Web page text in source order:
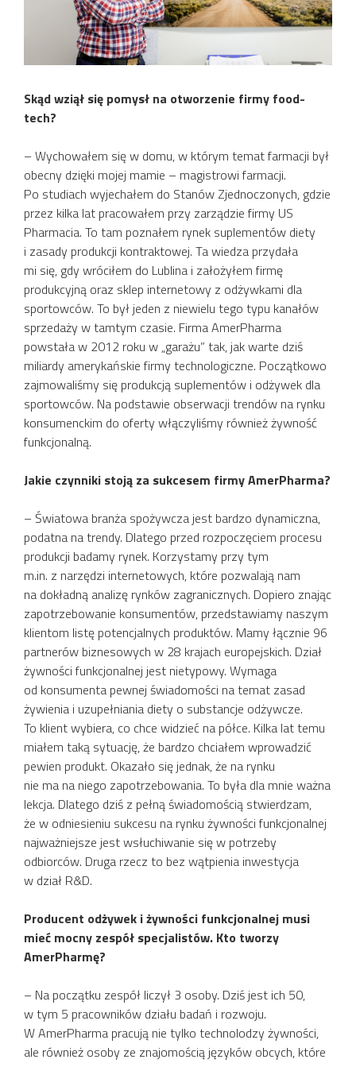
Skąd wziął się pomysł na otworzenie firmy food-
tech?
– Wychowałem się w domu, w którym temat farmacji był
obecny dzięki mojej mamie – magistrowi farmacji.
Po studiach wyjechałem do Stanów Zjednoczonych, gdzie
przez kilka lat pracowałem przy zarządzie firmy US
Pharmacia. To tam poznałem rynek suplementów diety
i zasady produkcji kontraktowej. Ta wiedza przydała
mi się, gdy wróciłem do Lublina i założyłem firmę
produkcyjną oraz sklep internetowy z odżywkami dla
sportowców. To był jeden z niewielu tego typu kanałów
sprzedaży w tamtym czasie. Firma AmerPharma
powstała w 2012 roku w „garażu” tak, jak warte dziś
miliardy amerykańskie firmy technologiczne. Początkowo
zajmowaliśmy się produkcją suplementów i odżywek dla
sportowców. Na podstawie obserwacji trendów na rynku
konsumenckim do oferty włączyliśmy również żywność
funkcjonalną.
Jakie czynniki stoją za sukcesem firmy AmerPharma?
– Światowa branża spożywcza jest bardzo dynamiczna,
podatna na trendy. Dlatego przed rozpoczęciem procesu
produkcji badamy rynek. Korzystamy przy tym
m.in. z narzędzi internetowych, które pozwalają nam
na dokładną analizę rynków zagranicznych. Dopiero znając
zapotrzebowanie konsumentów, przedstawiamy naszym
klientom listę potencjalnych produktów. Mamy łącznie 96
partnerów biznesowych w 28 krajach europejskich. Dział
żywności funkcjonalnej jest nietypowy. Wymaga
od konsumenta pewnej świadomości na temat zasad
żywienia i uzupełniania diety o substancje odżywcze.
To klient wybiera, co chce widzieć na półce. Kilka lat temu
miałem taką sytuację, że bardzo chciałem wprowadzić
pewien produkt. Okazało się jednak, że na rynku
nie ma na niego zapotrzebowania. To była dla mnie ważna
lekcja. Dlatego dziś z pełną świadomością stwierdzam,
że w odniesieniu sukcesu na rynku żywności funkcjonalnej
najważniejsze jest wsłuchiwanie się w potrzeby
odbiorców. Druga rzecz to bez wątpienia inwestycja
w dział R&D.
Producent odżywek i żywności funkcjonalnej musi
mieć mocny zespół specjalistów. Kto tworzy
AmerPharmę?
– Na początku zespół liczył 3 osoby. Dziś jest ich 50,
w tym 5 pracowników działu badań i rozwoju.
W AmerPharma pracują nie tylko technolodzy żywności,
ale również osoby ze znajomością języków obcych, które